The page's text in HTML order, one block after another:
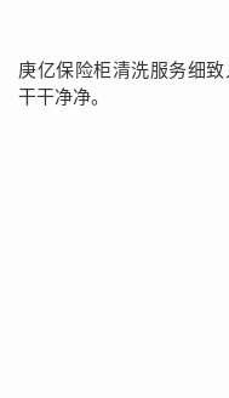
庚亿保险柜清洗服务细
干干净净。